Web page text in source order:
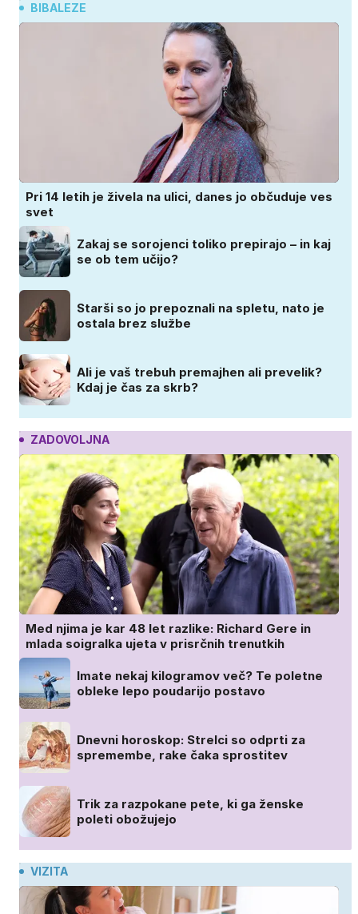
BIBALEZE
Pri 14 letih je živela na ulici, danes jo občuduje ves
svet
Zakaj se sorojenci toliko prepirajo – in kaj
se ob tem učijo?
Starši so jo prepoznali na spletu, nato je
ostala brez službe
Ali je vaš trebuh premajhen ali prevelik?
Kdaj je čas za skrb?
ZADOVOLJNA
Med njima je kar 48 let razlike: Richard Gere in
mlada soigralka ujeta v prisrčnih trenutkih
Imate nekaj kilogramov več? Te poletne
obleke lepo poudarijo postavo
Dnevni horoskop: Strelci so odprti za
spremembe, rake čaka sprostitev
Trik za razpokane pete, ki ga ženske
poleti obožujejo
VIZITA